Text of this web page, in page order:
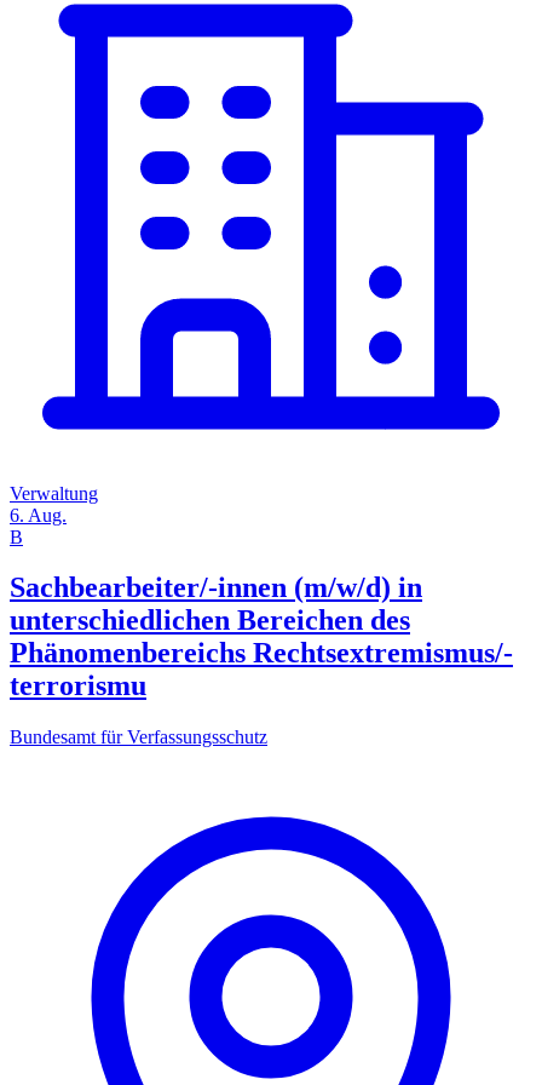
Verwaltung
6. Aug.
B
Sachbearbeiter/-innen (m/w/d) in
unterschiedlichen Bereichen des
Phänomenbereichs Rechtsextremismus/-
terrorismu
Bundesamt für Verfassungsschutz